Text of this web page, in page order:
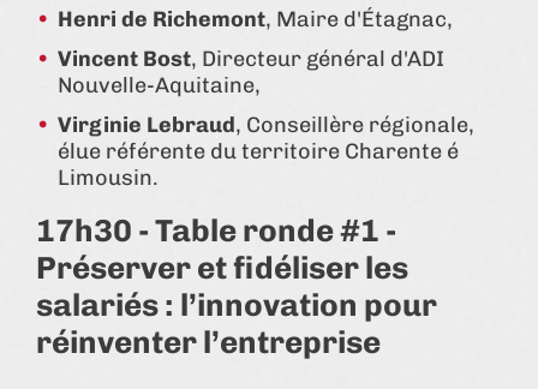
Henri de Richemont, Maire d'Étagnac,
Vincent Bost, Directeur général d'ADI
Nouvelle-Aquitaine,
Virginie Lebraud, Conseillère régionale,
élue référente du territoire Charente é
Limousin.
17h30 - Table ronde #1 -
Préserver et fidéliser les
salariés : l’innovation pour
réinventer l’entreprise